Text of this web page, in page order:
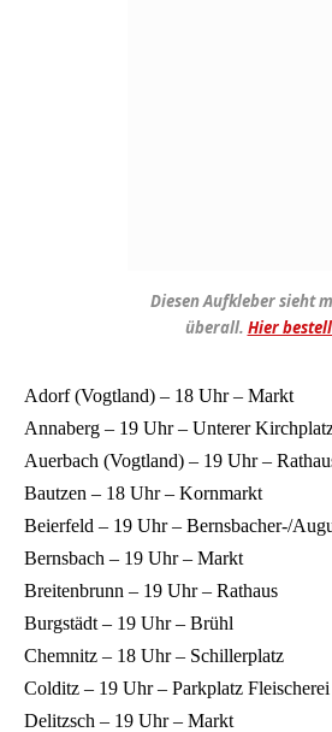
Diesen Aufkleber sieht
überall. Hier
Adorf (Vogtland) – 18 Uhr – Markt
Annaberg – 19 Uhr – Unterer
Auerbach (Vogtland) – 19 Uhr –
Bautzen – 18 Uhr – Kornmarkt
Beierfeld – 19 Uhr – Bernsbacher-/
Bernsbach – 19 Uhr – Markt
Breitenbrunn – 19 Uhr – Rathaus
Burgstädt – 19 Uhr – Brühl
Chemnitz – 18 Uhr – Schillerplatz
Colditz – 19 Uhr – Parkplatz
Delitzsch – 19 Uhr – Markt